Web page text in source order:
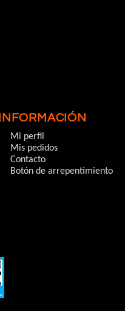
INFORMACIÓN
Mi perfil
Mis pedidos
Contacto
Botón de arrepentimiento